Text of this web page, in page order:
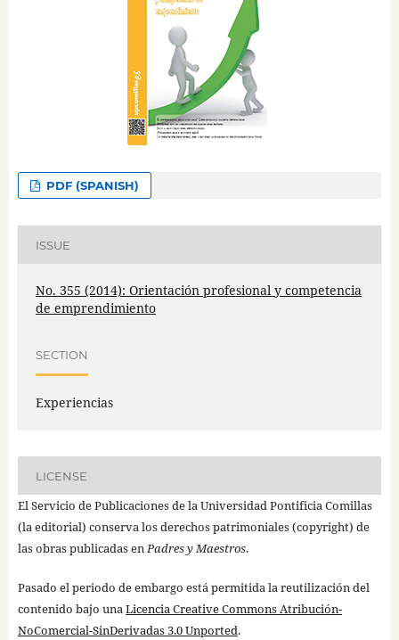
PDF (SPANISH)
ISSUE
No. 355 (2014): Orientación profesional y competencia
de emprendimiento
SECTION
Experiencias
LICENSE
El Servicio de Publicaciones de la Universidad Pontificia Comillas
(la editorial) conserva los derechos patrimoniales (copyright) de
las obras publicadas enPadres y Maestros.
Pasado el periodo de embargo está permitida la reutilización del
contenido bajo unaLicencia Creative Commons Atribución-
NoComercial-SinDerivadas 3.0 Unported.